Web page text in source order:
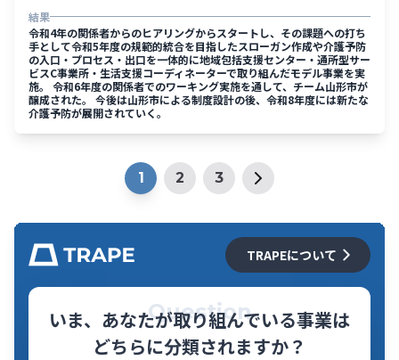
結果
令和4年の関係者からのヒアリングからスタートし、その課題への打ち
手として令和5年度の規範的統合を目指したスローガン作成や介護予防
の入口・プロセス・出口を一体的に地域包括支援センター・通所型サー
ビスC事業所・生活支援コーディネーターで取り組んだモデル事業を実
施。 令和6年度の関係者でのワーキング実施を通して、チーム山形市が
醸成された。 今後は山形市による制度設計の後、令和8年度には新たな
介護予防が展開されていく。
1 2 3
TRAPEについて
Question
いま、あなたが取り組んでいる事業は
どちらに分類されますか？